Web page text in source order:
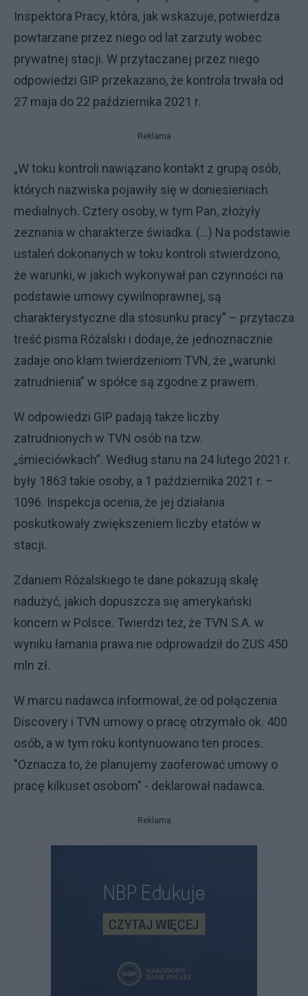
Inspektora Pracy, która, jak wskazuje, potwierdza
powtarzane przez niego od lat zarzuty wobec
prywatnej stacji. W przytaczanej przez niego
odpowiedzi GIP przekazano, że kontrola trwała od
27 maja do 22 października 2021 r.
Reklama
„W toku kontroli nawiązano kontakt z grupą osób,
których nazwiska pojawiły się w doniesieniach
medialnych. Cztery osoby, w tym Pan, złożyły
zeznania w charakterze świadka. (…) Na podstawie
ustaleń dokonanych w toku kontroli stwierdzono,
że warunki, w jakich wykonywał pan czynności na
podstawie umowy cywilnoprawnej, są
charakterystyczne dla stosunku pracy” – przytacza
treść pisma Różalski i dodaje, że jednoznacznie
zadaje ono kłam twierdzeniom TVN, że „warunki
zatrudnienia” w spółce są zgodne z prawem.
W odpowiedzi GIP padają także liczby
zatrudnionych w TVN osób na tzw.
„śmieciówkach”. Według stanu na 24 lutego 2021 r.
były 1863 takie osoby, a 1 października 2021 r. –
1096. Inspekcja ocenia, że jej działania
poskutkowały zwiększeniem liczby etatów w
stacji.
Zdaniem Różalskiego te dane pokazują skalę
nadużyć, jakich dopuszcza się amerykański
koncern w Polsce. Twierdzi też, że TVN S.A. w
wyniku łamania prawa nie odprowadził do ZUS 450
mln zł.
W marcu nadawca informował, że od połączenia
Discovery i TVN umowy o pracę otrzymało ok. 400
osób, a w tym roku kontynuowano ten proces.
"Oznacza to, że planujemy zaoferować umowy o
pracę kilkuset osobom" - deklarował nadawca.
Reklama